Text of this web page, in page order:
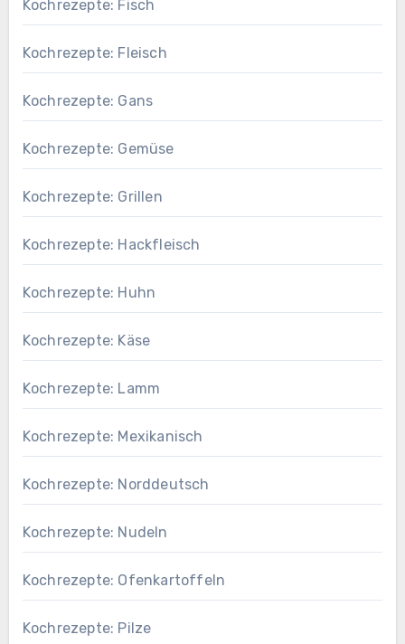
Kochrezepte: Fisch
Kochrezepte: Fleisch
Kochrezepte: Gans
Kochrezepte: Gemüse
Kochrezepte: Grillen
Kochrezepte: Hackfleisch
Kochrezepte: Huhn
Kochrezepte: Käse
Kochrezepte: Lamm
Kochrezepte: Mexikanisch
Kochrezepte: Norddeutsch
Kochrezepte: Nudeln
Kochrezepte: Ofenkartoffeln
Kochrezepte: Pilze